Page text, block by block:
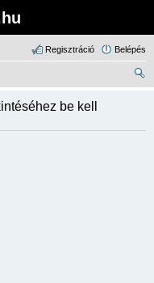
Belépés
Regisztráció
s
be kell